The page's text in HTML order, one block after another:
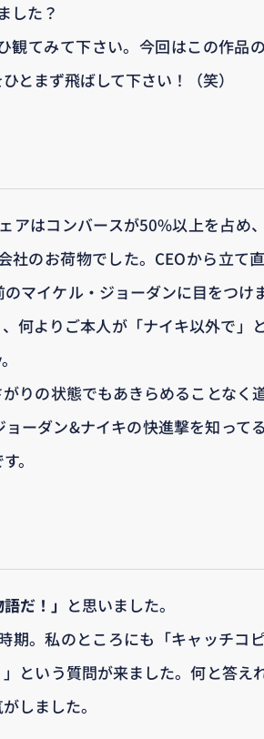
した？
てみて下さい。今回はこの作品
とまず飛ばして下さい！（笑）
アはコンバースが50%以上を占め
のお荷物でした。CEOから立て
マイケル・ジョーダンに目をつけ
何よりご本人が「ナイキ以外で」
りの状態でもあきらめることなく
ーダン&ナイキの快進撃を知って
。
だ！」 と思いました。
期。私のところにも「キャッチコ
という質問が来ました。何と答え
しました。